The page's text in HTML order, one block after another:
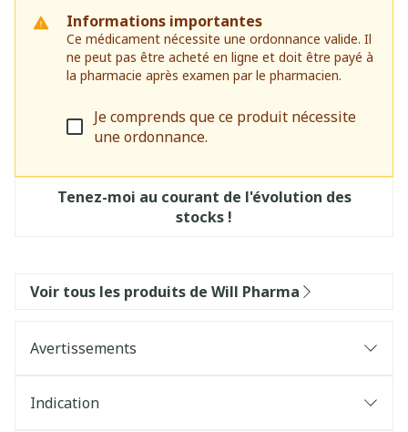
Informations importantes
Ce médicament nécessite une ordonnance valide. Il
ne peut pas être acheté en ligne et doit être payé à
la pharmacie après examen par le pharmacien.
Je comprends que ce produit nécessite
une ordonnance.
Tenez-moi au courant de l'évolution des
stocks !
Voir tous les produits de Will Pharma
Avertissements
Indication